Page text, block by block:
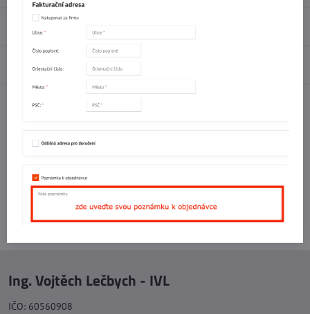
Recenze
Diskuse 0
FacebookTwitterBlueskyPinterest
Potřebujete poradit s objednávkou?
+420 577 523 563
Ing. Vojtěch Lečbych - IVL
IČO: 60560908